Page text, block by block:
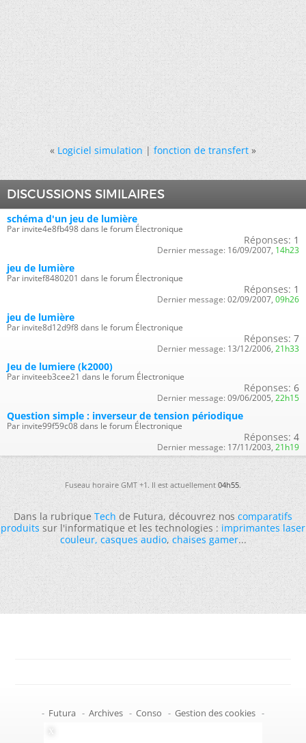
« Logiciel simulation|fonction de transfert »
DISCUSSIONS SIMILAIRES
schéma d'un jeu de lumière
Par invite4e8fb498 dans le forum Électronique
Réponses: 1
Dernier message: 16/09/2007, 14h23
jeu de lumière
Par invitef8480201 dans le forum Électronique
Réponses: 1
Dernier message: 02/09/2007, 09h26
jeu de lumière
Par invite8d12d9f8 dans le forum Électronique
Réponses: 7
Dernier message: 13/12/2006, 21h33
Jeu de lumiere (k2000)
Par inviteeb3cee21 dans le forum Électronique
Réponses: 6
Dernier message: 09/06/2005, 22h15
Question simple : inverseur de tension périodique
Par invite99f59c08 dans le forum Électronique
Réponses: 4
Dernier message: 17/11/2003, 21h19
Fuseau horaire GMT +1. Il est actuellement04h55.
Dans la rubriqueTechde Futura, découvrez noscomparatifs
produitssur l'informatique et les technologies :imprimantes laser
couleur,casques audio,chaises gamer...
- Futura - Archives - Conso - Gestion des cookies -